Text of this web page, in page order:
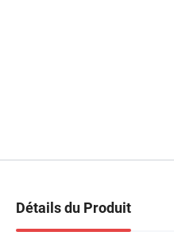
Détails du Produit